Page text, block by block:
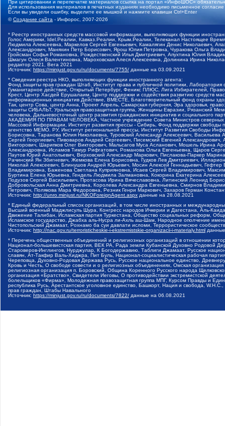
При цитировании и перепечатке материалов ссылка на портал «ИнфоШОС»
Для использования материалов в печатных изданиях необходимо письменное
Если вы увидели ошибку, выделите ее мышкой и нажмите клавиши Ctrl+Enter
©Создание сайта - Инфорос, 2007-2026
* Реестр иностранных средств массовой информации, выполняющих функции
Голос Америки, Idel.Реалии, Кавказ.Реалии, Крым.Реалии, Телеканал Настоящее
Людмила Алексеевна, Маркелов Сергей Евгеньевич, Камалягин Денис Николаевич,
Александрович, Маняхин Петр Борисович, Ярош Юлия Петровна, Чуракова Ольга
Гройсман Софья Романовна, Рождественский Илья Дмитриевич, Апухтина Юлия
Шмагун Олеся Валентиновна, Мароховская Алеся Алексеевна, Долинина Ирина
редактор 2021, Вега 2021
Источник: https://minjust.gov.ru/ru/documents/7755/ данные на 03.09.2021
* Сведения реестра НКО, выполняющих функции иностранного агента:
Фонд защиты прав граждан Штаб, Институт права и публичной политики,
Гуманитарное действие, Открытый Петербург, Феникс ПЛЮС, Лига Избирателей,
Крест, Центр Хасдей Ерушалаим, Центр поддержки и содействия развитию средств
информационных инициатив Действие, ВМЕСТЕ, Благотворительный фонд охраны
Так, центр Сова, центр Анна, Проект Апрель, Самарская губерния, Эра здоровья,
защиты СИБАЛЬТ, Уральская правозащитная группа, Женщины Евразии, Рязанский
человека, Дальневосточный центр развития гражданских инициатив и социального
АКАДЕМИЯ ПО ПРАВАМ ЧЕЛОВЕКА, Частное учреждение Совета Министров северных
Массовой Информации, Институт развития прессы - Сибирь, Фонд поддержки
агентство МЕМО. РУ, Институт региональной прессы, Институт Развития Свободы
Борисовна, Таранова Юлия Николаевна, Туровский Александр Алексеевич,
Сергей Георгиевич, Пивоваров Андрей Сергеевич, Писемский Евгений
Викторович, Шарипков Олег Викторович, Мальсагов Муса Асланович, Мошель Ирина
Александровна, Исламов Тимур Рифгатович, Романова Ольга Евгеньевна, Щаров
Паутов Юрий Анатольевич, Верховский Александр Маркович, Пислакова-Паркер
Рачинский Ян Збигневич, Жемкова Елена Борисовна, Гудков Лев Дмитриевич,
Николай Алексеевич, Блинушов Андрей Юрьевич, Мосин Алексей Геннадьевич,
Владимировна, Баженова Светлана Куприяновна, Исаев Сергей Владимирович,
Буртина Елена Юрьевна, Гендель Людмила Залмановна, Кокорина Екатерина
Подузов Сергей Васильевич, Протасова Ирина Вячеславовна, Литинский Леонид
Добровольская Анна Дмитриевна, Королева Александра Евгеньевна, Смирнов
Петрович, Полякова Мара Федоровна, Резник Генри Маркович, Захаров Герман
Источник: http://unro.minjust.ru/NKOForeignAgent.aspx данные на 28.08.2021
* Единый федеральный список организаций, в том числе иностранных и
Высший военный Маджлисуль Шура, Конгресс народов Ичкерии и Дагестана, Аль-
Движение Талибан, Исламская партия Туркестана, Общество социальных реформ,
Исламское государство, Джабха аль-Нусра ли-Ахль аш-Шам, Народное ополчение
Чистопольский Джамаат, Рохнамо ба суи давлати исломи, Террористическое
Источник: http://nac.gov.ru/terroristicheskie-i-ekstremistskie-organizacii-i-materialy.html
* Перечень общественных объединений и религиозных организаций в отношении
Национал-большевистская партия, ВЕК РА, Рада земли Кубанской Духовно Родовой
Староверов-Инглингов, Нурджулар, К Богодержавию, Таблиги Джамаат, Русское
славян, Ат-Такфир Валь-Хиджра, Пит Буль, Национал-социалистическая рабочая
Череповца, Духовно-Родовая Держава Русь, Русское национальное единство,
Кровь и Честь, О свободе совести и о религиозных объединениях, Омская
религиозная организация п. Боровский, Община Коренного Русского народа
организация «Братство», Свидетели Иеговы, О противодействии экстремистской
болельщиков «Фирма», Молодежная правозащитная группа МПГ, Курсом Правды и
республика Русь, Арестантское уголовное единство, Башкорт, Нация и свобода,
прав граждан, Штабы Навального
Источник: https://minjust.gov.ru/ru/documents/7822/ данные на 06.08.2021